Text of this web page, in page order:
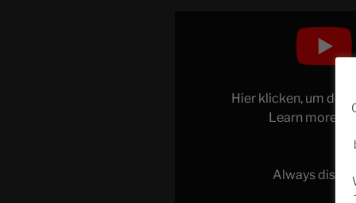
Hier klicken, um den
Learn more in
Always